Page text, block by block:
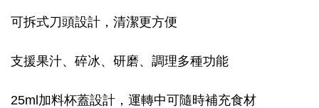
可拆式刀頭設計，清潔更方便
支援果汁、碎冰、研磨、調理多種功能
25ml加料杯蓋設計，運轉中可隨時補充食材